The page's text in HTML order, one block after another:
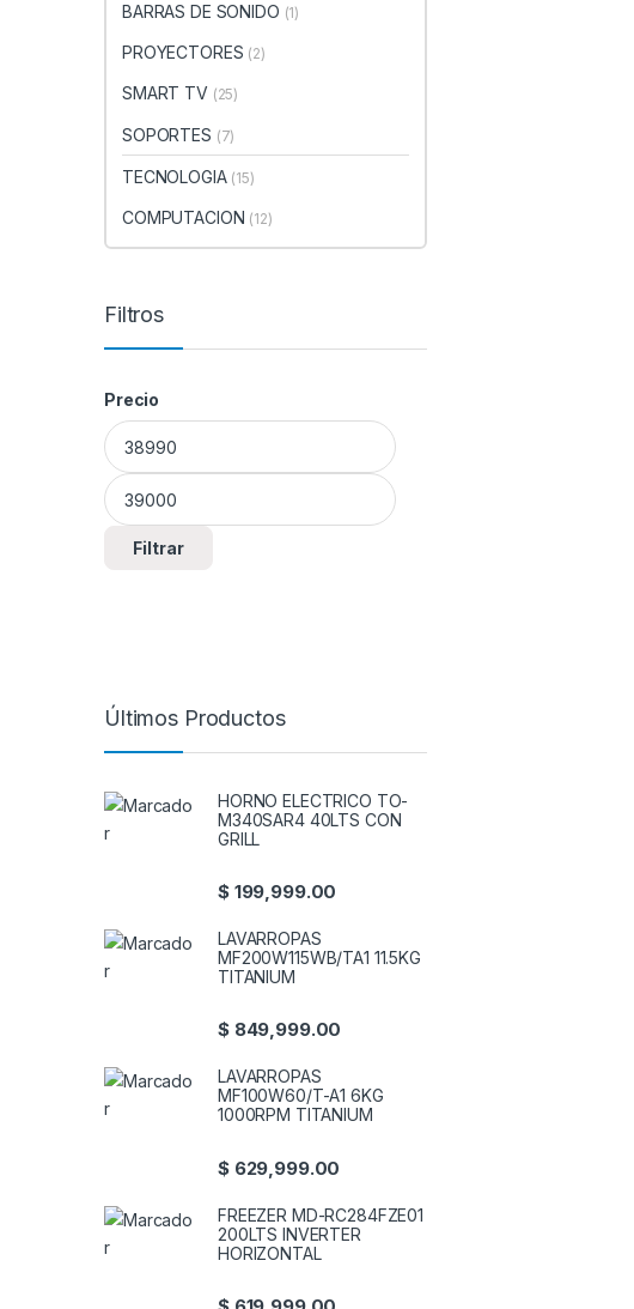
BARRAS DE SONIDO (1)
PROYECTORES (2)
SMART TV (25)
SOPORTES (7)
TECNOLOGIA (15)
COMPUTACION (12)
Filtros
Precio
Precio mínimo
Precio máximo
Filtrar
Últimos Productos
HORNO ELECTRICO TO-
M340SAR4 40LTS CON
GRILL
$199,999.00
LAVARROPAS
MF200W115WB/TA1 11.5KG
TITANIUM
$849,999.00
LAVARROPAS
MF100W60/T-A1 6KG
1000RPM TITANIUM
$629,999.00
FREEZER MD-RC284FZE01
200LTS INVERTER
HORIZONTAL